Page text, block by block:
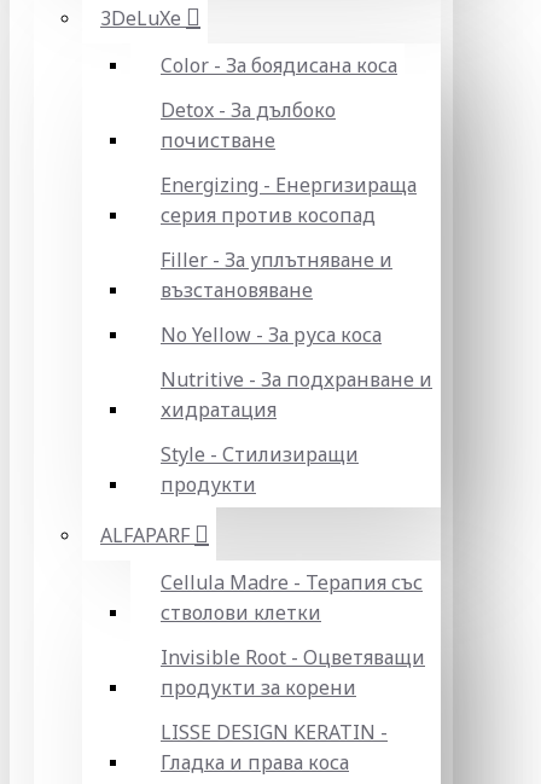
3DeLuXe
Color - За боядисана коса
Detox - За дълбоко
почистване
Energizing - Енергизираща
серия против косопад
Filler - За уплътняване и
възстановяване
No Yellow - За руса коса
Nutritive - За подхранване и
хидратация
Style - Стилизиращи
продукти
ALFAPARF
Cellula Madre - Терапия със
стволови клетки
Invisible Root - Оцветяващи
продукти за корени
LISSE DESIGN KERATIN -
Гладка и права коса